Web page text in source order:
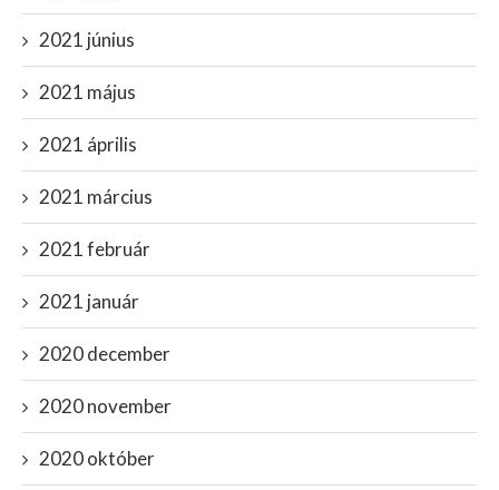
2021 június
2021 május
2021 április
2021 március
2021 február
2021 január
2020 december
2020 november
2020 október